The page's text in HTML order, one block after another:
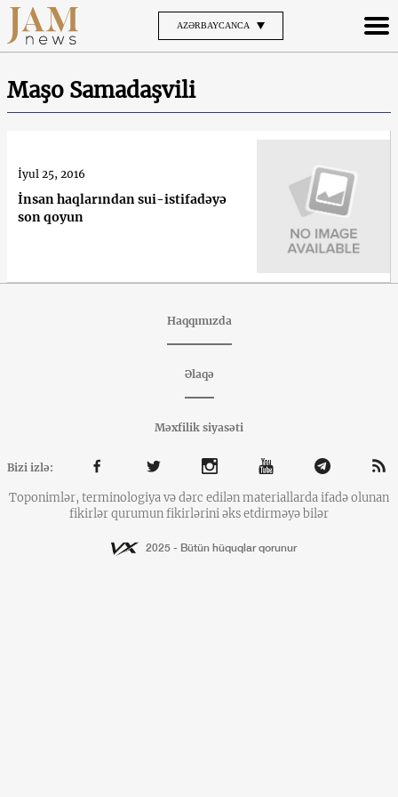
AZƏRBAYCANCA
Maşo Samadaşvili
İnsan haqlarından sui-istifadəyə
son qoyun
İyul 25, 2016
Haqqımızda
Əlaqə
Məxfilik siyasəti
Bizi izlə:
Toponimlər, terminologiya və dərc edilən materiallarda ifadə olunan
fikirlər qurumun fikirlərini əks etdirməyə bilər
2025 - Bütün hüquqlar qorunur